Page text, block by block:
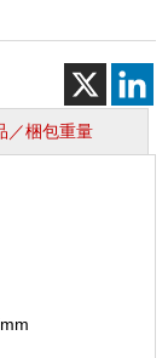
ッ
ト
個
／梱包重量